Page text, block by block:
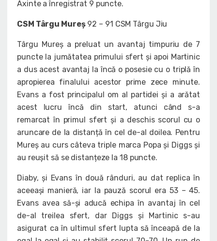
Axinte a înregistrat 9 puncte.
CSM Târgu Mureș92 – 91 CSM Târgu Jiu
Târgu Mureș a preluat un avantaj timpuriu de 7
puncte la jumătatea primului sfert și apoi Martinic
a dus acest avantaj la încă o posesie cu o triplă în
apropierea finalului acestor prime zece minute.
Evans a fost principalul om al partidei și a arătat
acest lucru încă din start, atunci când s-a
remarcat în primul sfert și a deschis scorul cu o
aruncare de la distanță în cel de-al doilea. Pentru
Mureș au curs câteva triple marca Popa și Diggs și
au reușit să se distanțeze la 18 puncte.
Diaby, și Evans în două rânduri, au dat replica în
aceeași manieră, iar la pauză scorul era 53 – 45.
Evans avea să-și aducă echipa în avantaj în cel
de-al treilea sfert, dar Diggs și Martinic s-au
asigurat ca în ultimul sfert lupta să înceapă de la